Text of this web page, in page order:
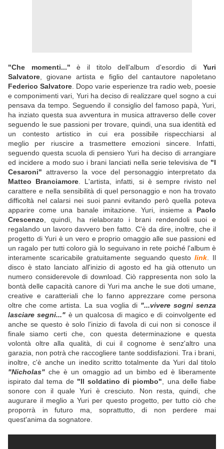
"Che momenti..." è il titolo dell'album d'esordio di Yuri
Salvatore , giovane artista e figlio del cantautore napoletano
Federico Salvatore . Dopo varie esperienze tra radio web, poesie
e componimenti vari, Yuri ha deciso di realizzare quel sogno a cui
pensava da tempo. Seguendo il consiglio del famoso papà, Yuri,
ha inziato questa sua avventura in musica attraverso delle cover
seguendo le sue passioni per trovare, quindi, una sua identità ed
un contesto artistico in cui era possibile rispecchiarsi al
meglio per riuscire a trasmettere emozioni sincere. Infatti,
seguendo questa scuola di pensiero Yuri ha deciso di arrangiare
ed incidere a modo suo i brani lanciati nella serie televisiva de "I
Cesaroni" attraverso la voce del personaggio interpretato da
Matteo Branciamore . L'artista, infatti, si è sempre rivisto nel
carattere e nella sensibilità di quel personaggio e non ha trovato
difficoltà nel calarsi nei suoi panni evitando però quella poteva
apparire come una banale imitazione. Yuri, insieme a Paolo
Crescenzo , quindi, ha rielaborato i brani rendendoli suoi e
regalando un lavoro davvero ben fatto. C'è da dire, inoltre, che il
progetto di Yuri è un vero e proprio omaggio alle sue passioni ed
un ragalo per tutti coloro già lo seguivano in rete poiché l'album è
interamente scaricabile gratuitamente seguando questo link. Il
disco è stato lanciato all'inizio di agosto ed ha già ottenuto un
numero considerevole di download. Ciò rappresenta non solo la
bontà delle capacità canore di Yuri ma anche le sue doti umane,
creative e caratteriali che lo fanno apprezzare come persona
oltre che come artista. La sua voglia di "...vivere sogni senza
lasciare segni..." è un qualcosa di magico e di coinvolgente ed
anche se questo è solo l'inizio di favola di cui non si conosce il
finale siamo certi che, con questa determinazione e questa
volontà oltre alla qualità, di cui il cognome è senz'altro una
garazia, non potrà che raccogliere tante soddisfazioni. Tra i brani,
inoltre, c'è anche un inedito scritto totalmente da Yuri dal titolo
"Nicholas" che è un omaggio ad un bimbo ed è liberamente
ispirato dal tema de "Il soldatino di piombo" , una delle fiabe
sonore con il quale Yuri è cresciuto. Non resta, quindi, che
augurare il meglio a Yuri per questo progetto, per tutto ciò che
proporrà in futuro ma, soprattutto, di non perdere mai
quest'anima da sognatore.